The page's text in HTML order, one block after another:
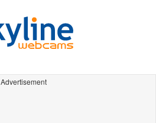
Advertisement